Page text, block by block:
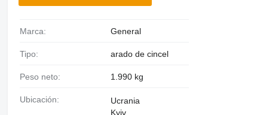
Marca: General
Tipo: arado de cincel
Peso neto: 1.990 kg
Ubicación:
Ucrania
Kyiv